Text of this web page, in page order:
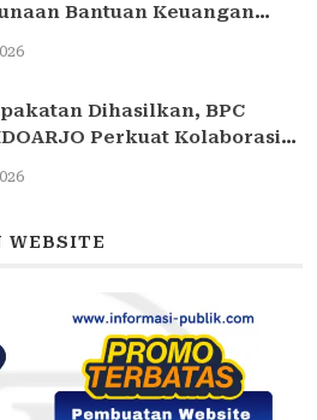
Bantuan Keuangan
. Kec Waru . Kab . Sidoarjo
Dihasilkan, BPC
Perkuat Kolaborasi
WEBSITE